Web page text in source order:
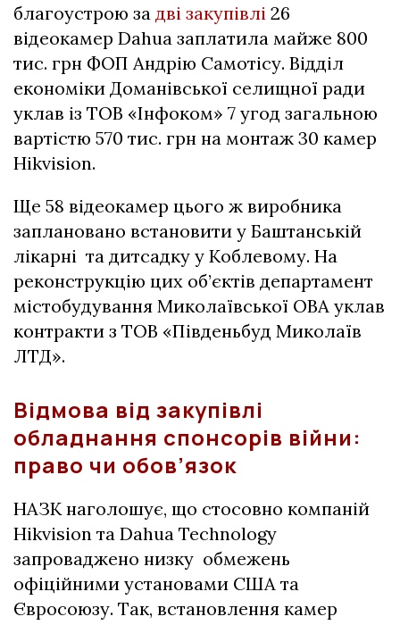
благоустрою за дві закупівлі 26
відеокамер Dahua заплатила майже 800
тис. грн ФОП Андрію Самотісу. Відділ
економіки Доманівської селищної ради
уклав із ТОВ «Інфоком» 7 угод загальною
вартістю 570 тис. грн на монтаж 30 камер
Hikvision.
Ще 58 відеокамер цього ж виробника
заплановано встановити у Баштанській
лікарні та дитсадку у Коблевому. На
реконструкцію цих об’єктів департамент
містобудування Миколаївської ОВА уклав
контракти з ТОВ «Південьбуд Миколаїв
ЛТД».
Відмова від закупівлі
обладнання спонсорів війни:
право чи обов’язок
НАЗК наголошує, що стосовно компаній
Hikvision та Dahua Technology
запроваджено низку обмежень
офіційними установами США та
Євросоюзу. Так, встановлення камер